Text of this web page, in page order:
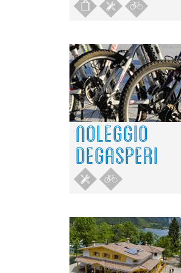
NOLEGGIO
DEGASPERI